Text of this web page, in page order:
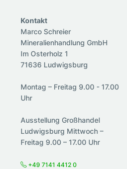
Kontakt
Marco Schreier
Mineralienhandlung GmbH
Im Osterholz 1
71636 Ludwigsburg
Montag – Freitag 9.00 - 17.00
Uhr
Ausstellung Großhandel
Ludwigsburg Mittwoch –
Freitag 9.00 – 17.00 Uhr
+49 7141 4412 0